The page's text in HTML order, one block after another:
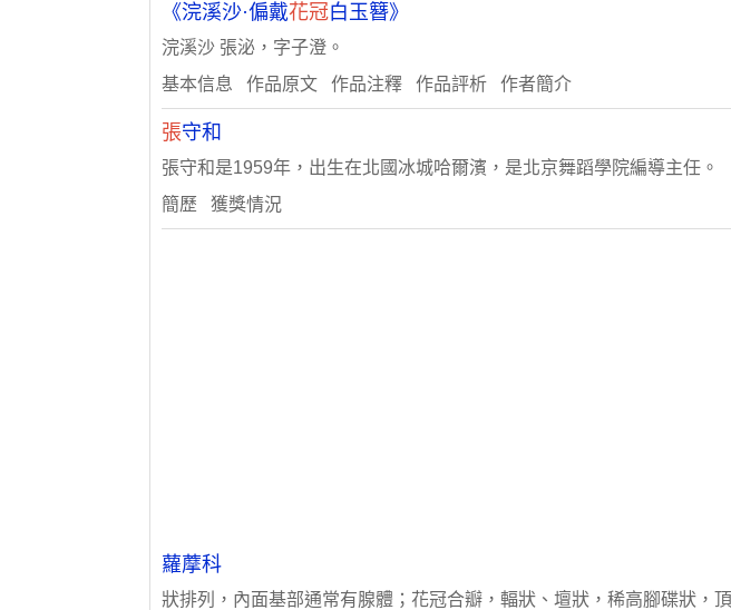
《浣溪沙·偏戴花冠白玉簪》
浣溪沙 張泌，字子澄。
基本信息 作品原文 作品注釋 作品評析 作者簡介
張守和
張守和是1959年，出生在北國冰城哈爾濱，是北京舞蹈學院編導主任。
簡歷 獲獎情況
蘿藦科
狀排列，內面基部通常有腺體；花冠合瓣，輻狀、壇狀，稀高腳碟狀，